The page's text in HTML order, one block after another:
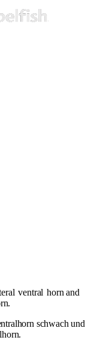
ventral horn and
schwach und